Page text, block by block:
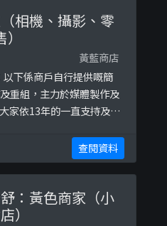
相機、攝影、零
黃藍商店
下係商戶自行提供嘅簡
重組，主力於媒體製作及
家依13年的一直支持及愛
poor.but.happy.sh
www.face
查閱資料
：黃色商家（小
）